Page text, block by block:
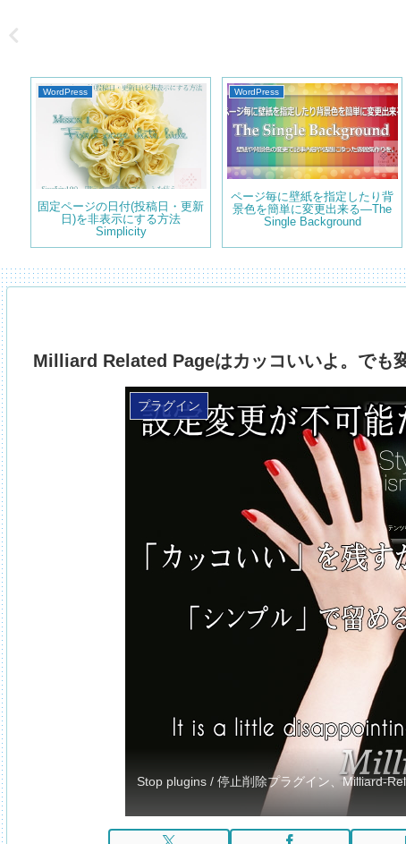
WordPress
固定ページの日付(投稿日・更新
日)を非表示にする方法
Simplicity
WordPress
ページ毎に壁紙を指定したり背
景色を簡単に変更出来る―The
Single Background
Milliard Related Pageはカッコいいよ。でも
プラグイン
Stop plugins / 停止削除プラグイン、Milliard-